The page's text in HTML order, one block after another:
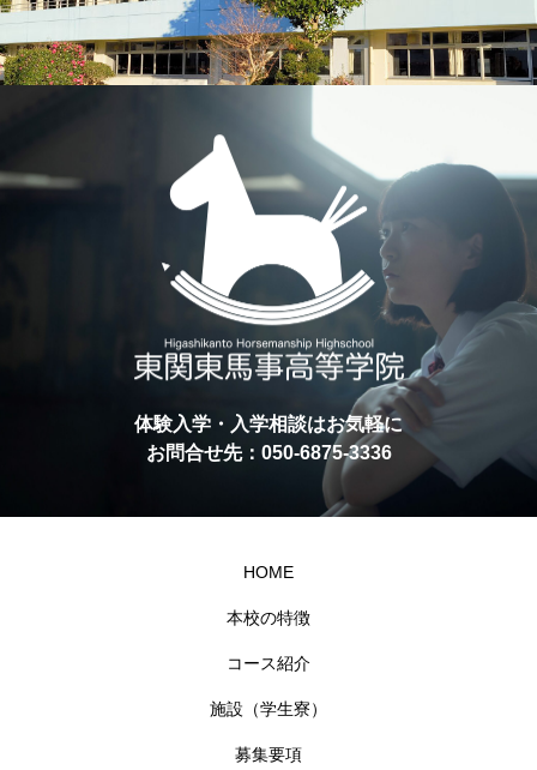
体験入学・入学相談はお気軽に
お問合せ先：050-6875-3336
HOME
本校の特徴
コース紹介
施設（学生寮）
募集要項